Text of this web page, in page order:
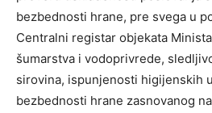
bezbednosti hrane, pre svega u
Centralni registar objekata
šumarstva i vodoprivrede,
sirovina, ispunjenosti higijenskih
bezbednosti hrane zasnovanog